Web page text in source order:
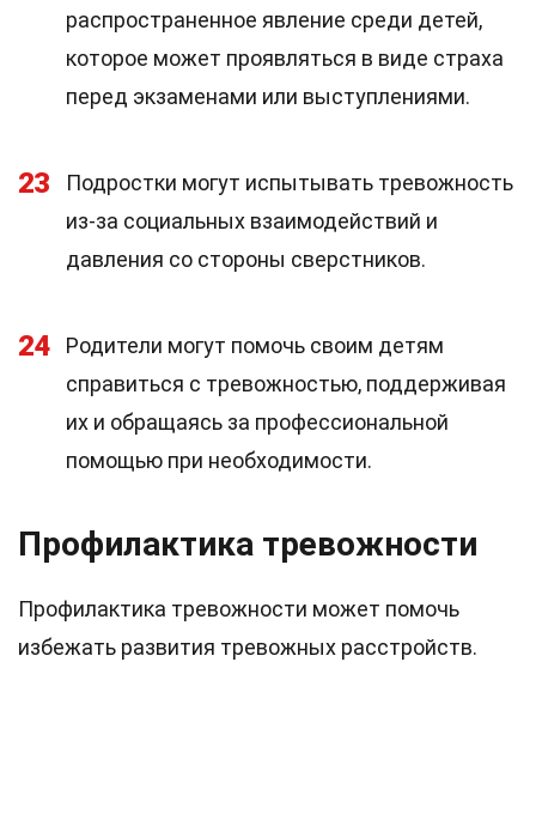
распространенное явление среди детей,
которое может проявляться в виде страха
перед экзаменами или выступлениями.
23
Подростки могут испытывать тревожность
из-за социальных взаимодействий и
давления со стороны сверстников.
24
Родители могут помочь своим детям
справиться с тревожностью, поддерживая
их и обращаясь за профессиональной
помощью при необходимости.
Профилактика тревожности
Профилактика тревожности может помочь
избежать развития тревожных расстройств.